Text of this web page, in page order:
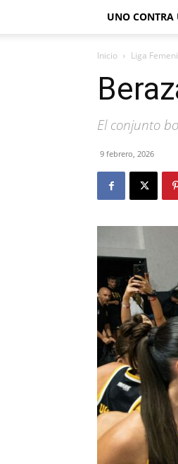
UNO
Inicio Liga
El conjunto
9 febrero, 2026